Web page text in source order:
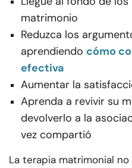
matrimonio
Reduzca los
aprendiendo cómo
efectiva
Aumentar la
Aprenda a revivir su
devolverlo a la
vez compartió
La terapia matrimonial